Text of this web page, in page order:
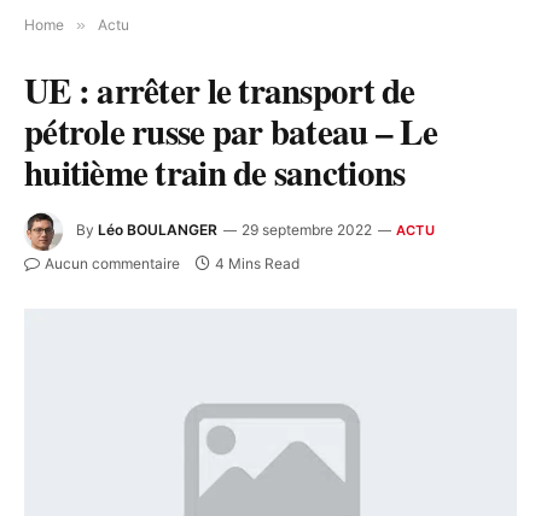
Home » Actu
UE : arrêter le transport de
pétrole russe par bateau – Le
huitième train de sanctions
By Léo BOULANGER 29 septembre 2022 ACTU
Aucun commentaire 4 Mins Read